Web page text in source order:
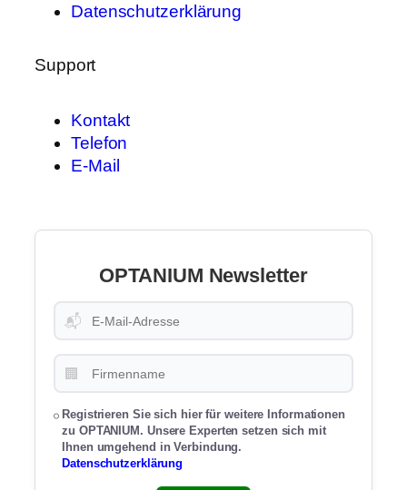
Datenschutzerklärung
Support
Kontakt
Telefon
E-Mail
OPTANIUM Newsletter
📬
🏢
Registrieren Sie sich hier für weitere Informationen
zu OPTANIUM. Unsere Experten setzen sich mit
Ihnen umgehend in Verbindung.
Datenschutzerklärung